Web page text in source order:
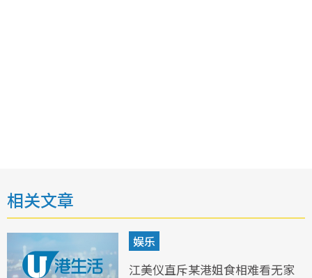
相关文章
娱乐
江美仪直斥某港姐食相难看无家